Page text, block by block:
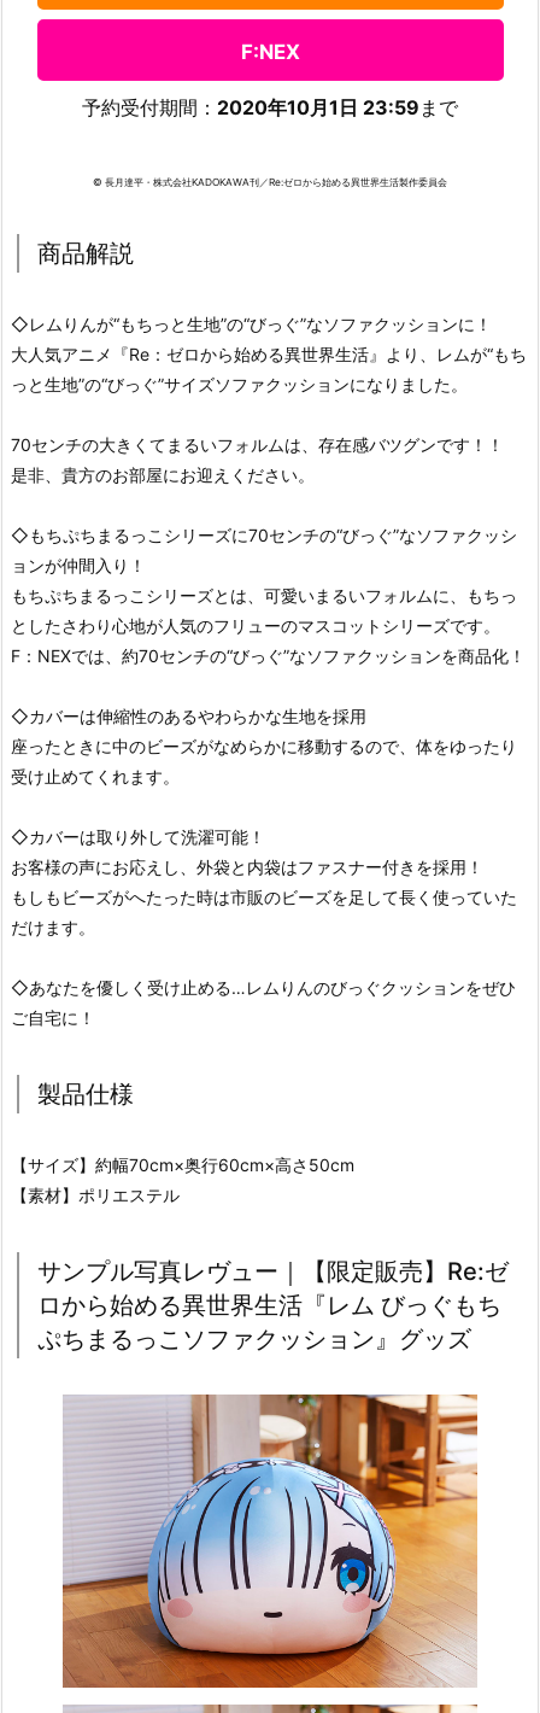
F:NEX
予約受付期間： 2020年10月1日 23:59 まで
© 長月達平・株式会社KADOKAWA刊／Re:ゼロから始める異世界生活製作委員会
商品解説
◇レムりんが“もちっと生地”の“びっぐ”なソファクッションに！
大人気アニメ『Re：ゼロから始める異世界生活』より、レムが“もち
っと生地”の“びっぐ”サイズソファクッションになりました。
70センチの大きくてまるいフォルムは、存在感バツグンです！！
是非、貴方のお部屋にお迎えください。
◇もちぷちまるっこシリーズに70センチの“びっぐ”なソファクッシ
ョンが仲間入り！
もちぷちまるっこシリーズとは、可愛いまるいフォルムに、もちっ
としたさわり心地が人気のフリューのマスコットシリーズです。
F：NEXでは、約70センチの“びっぐ”なソファクッションを商品化！
◇カバーは伸縮性のあるやわらかな生地を採用
座ったときに中のビーズがなめらかに移動するので、体をゆったり
受け止めてくれます。
◇カバーは取り外して洗濯可能！
お客様の声にお応えし、外袋と内袋はファスナー付きを採用！
もしもビーズがへたった時は市販のビーズを足して長く使っていた
だけます。
◇あなたを優しく受け止める…レムりんのびっぐクッションをぜひ
ご自宅に！
製品仕様
【サイズ】約幅70cm×奥行60cm×高さ50cm
【素材】ポリエステル
サンプル写真レヴュー｜【限定販売】Re:ゼ
ロから始める異世界生活『レム びっぐもち
ぷちまるっこソファクッション』グッズ